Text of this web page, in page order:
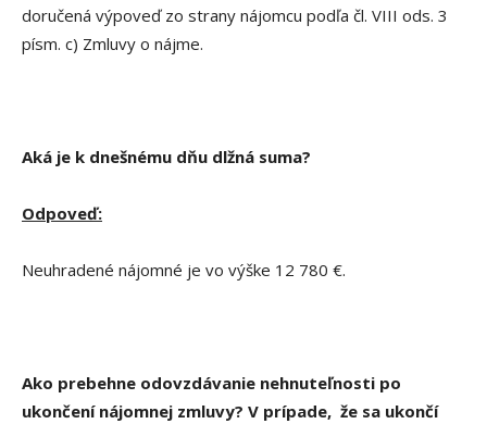
doručená výpoveď zo strany nájomcu podľa čl. VIII ods. 3
písm. c) Zmluvy o nájme.
Aká je k dnešnému dňu dlžná suma?
Odpoveď:
Neuhradené nájomné je vo výške 12 780 €.
Ako prebehne odovzdávanie nehnuteľnosti po
ukončení nájomnej zmluvy? V prípade, že sa ukončí